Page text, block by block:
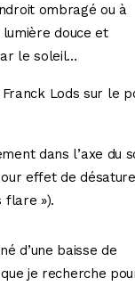
ombragé ou à
douce et
le soleil…
Franck Lods sur le
dans l’axe du
effet de
flare »).
d’une baisse de
je recherche